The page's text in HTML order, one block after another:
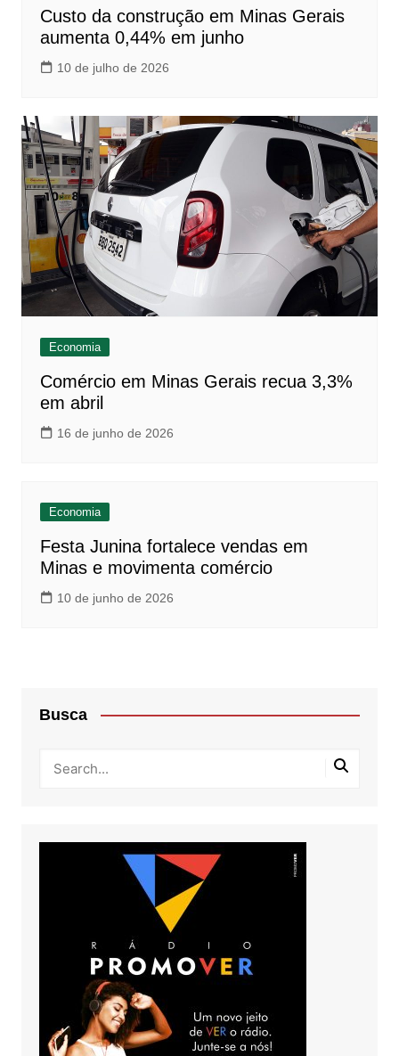
Custo da construção em Minas Gerais
aumenta 0,44% em junho
10 de julho de 2026
Economia
Comércio em Minas Gerais recua 3,3%
em abril
16 de junho de 2026
Economia
Festa Junina fortalece vendas em
Minas e movimenta comércio
10 de junho de 2026
Busca